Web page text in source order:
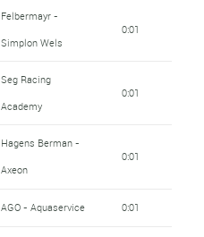
Felbermayr -
Simplon Wels
0:01
Seg Racing
Academy
0:01
Hagens Berman -
Axeon
0:01
AGO - Aquaservice 0:01